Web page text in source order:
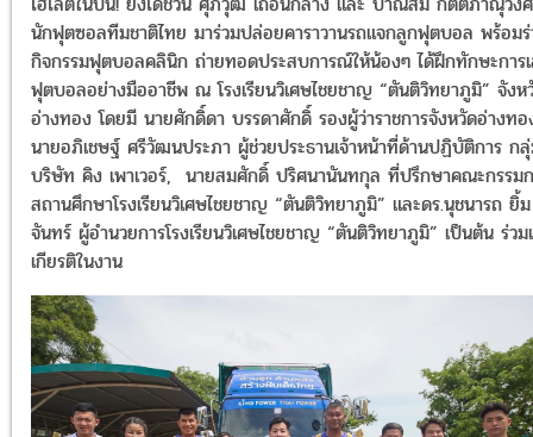
นักฟุตซอลทีมชาติไทย มาร่วมปล่อยคาราวานรถแจกลูกฟุตบอล พร้อม
กิจกรรมฟุตบอลคลินิก ถ่ายทอดประสบการณ์ให้น้องๆ ได้ฝึกทักษะการ
ฟุตบอลอย่างมืออาชีพ ณ โรงเรียนวิเศษไชยชาญ “ตันติวิทยาภูมิ” จังห
อ่างทอง โดยมี นายศักดิ์ดา บรรดาศักดิ์ รองผู้ว่าราชการจังหวัดอ่างทอ
นายอภิเชษฐ์ ศรีวัฒนประภา ผู้ช่วยประธานเจ้าหน้าที่ด้านปฏิบัติการ ก
บริษัท คิง เพาเวอร์, นายสมศักดิ์ ปริศนานันทกุล ที่ปรึกษาคณะกรรม
สถานศึกษาโรงเรียนวิเศษไชยชาญ “ตันติวิทยาภูมิ” และดร.นุชนารถ ยิ้ม
จันทร์ ผู้อำนวยการโรงเรียนวิเศษไชยชาญ “ตันติวิทยาภูมิ” เป็นต้น ร่วม
เกียรติในงาน